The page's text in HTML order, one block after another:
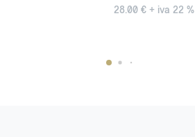
28.00 € + iva 22 %